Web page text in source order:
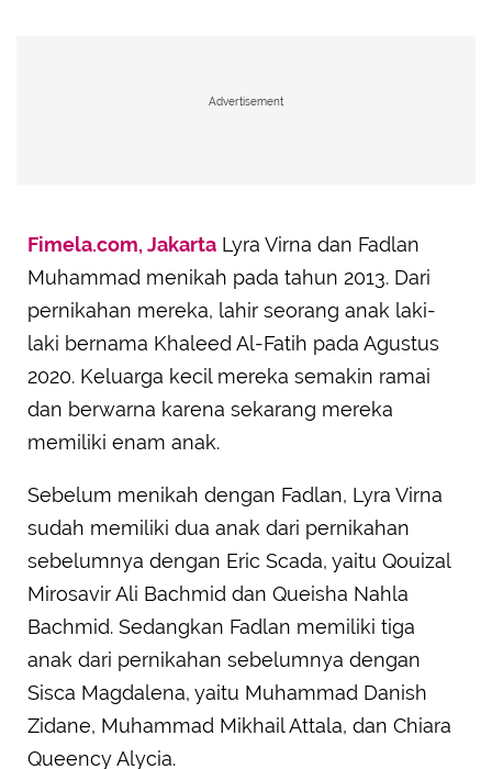
Advertisement
Fimela.com, Jakarta Lyra Virna dan Fadlan
Muhammad menikah pada tahun 2013. Dari
pernikahan mereka, lahir seorang anak laki-
laki bernama Khaleed Al-Fatih pada Agustus
2020. Keluarga kecil mereka semakin ramai
dan berwarna karena sekarang mereka
memiliki enam anak.
Sebelum menikah dengan Fadlan, Lyra Virna
sudah memiliki dua anak dari pernikahan
sebelumnya dengan Eric Scada, yaitu Qouizal
Mirosavir Ali Bachmid dan Queisha Nahla
Bachmid. Sedangkan Fadlan memiliki tiga
anak dari pernikahan sebelumnya dengan
Sisca Magdalena, yaitu Muhammad Danish
Zidane, Muhammad Mikhail Attala, dan Chiara
Queency Alycia.